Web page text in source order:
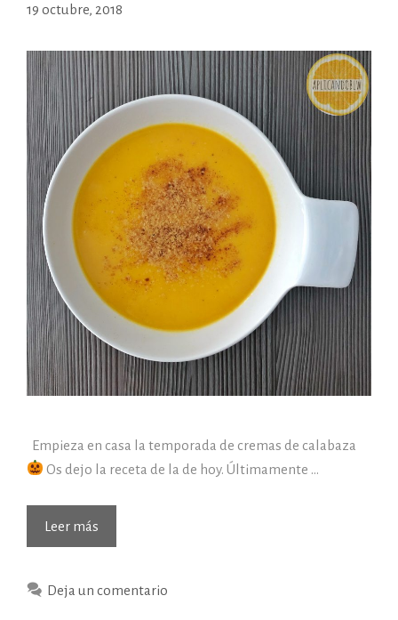
19 octubre, 2018
Empieza en casa la temporada de cremas de calabaza
Os dejo la receta de la de hoy. Últimamente …
Leer más
Deja un comentario